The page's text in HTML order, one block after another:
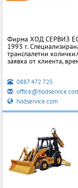
Фирма ХОД СЕРВИЗ
1993 г.
транспалетни
заявка от клиента,
0887 472 725
hodservice.com